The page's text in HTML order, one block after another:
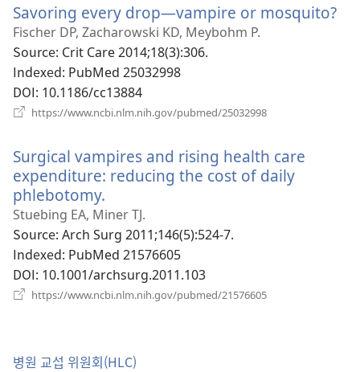
Savoring every drop—vampire or mosquito?
Fischer DP, Zacharowski KD, Meybohm P.
Source‎: Crit Care 2014;18(3):306.
Indexed‎: PubMed 25032998
DOI‎: 10.1186/cc13884
https://www.ncbi.nlm.nih.gov/pubmed/25032998
창
열
기)
Surgical vampires and rising health care
expenditure: reducing the cost of daily
phlebotomy.
로
운
창
열
기)
Stuebing EA, Miner TJ.
Source‎: Arch Surg 2011;146(5):524-7.
Indexed‎: PubMed 21576605
DOI‎: 10.1001/archsurg.2011.103
https://www.ncbi.nlm.nih.gov/pubmed/21576605
병원 교섭 위원회(HLC)